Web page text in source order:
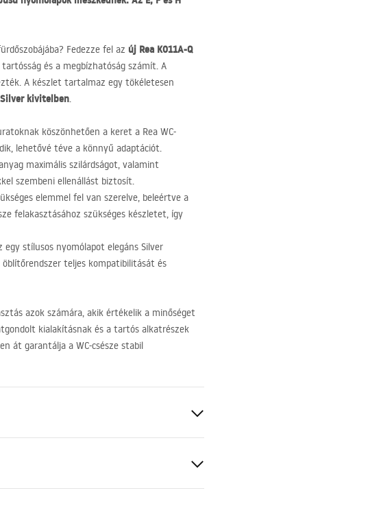
Fedezze fel az új Rea K011A-Q
és a megbízhatóság számít. A
A készlet tartalmaz egy tökéletesen
kivitelben.
köszönhetően a keret a Rea WC-
lehetővé téve a könnyű adaptációt.
maximális szilárdságot, valamint
szembeni ellenállást biztosít.
elemmel fel van szerelve, beleértve a
felakasztásához szükséges készletet, így
stílusos nyomólapot elegáns Silver
teljes kompatibilitását és
azok számára, akik értékelik a minőséget
kialakításnak és a tartós alkatrészek
át garantálja a WC-csésze stabil
J típus